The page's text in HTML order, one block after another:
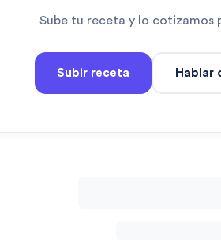
Sube tu receta y lo cotizamos
Subir receta Hablar